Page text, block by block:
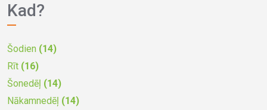
Kad?
Šodien (14)
Rīt (16)
Šonedēļ (14)
Nākamnedēļ (14)